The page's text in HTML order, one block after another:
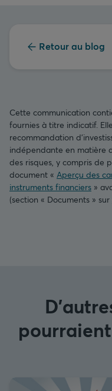
Retour au blog
Cette communication
fournies à titre indicatif.
recommandation
indépendante en matière
des risques, y compris de
document « Aperçu des
instruments financiers »
(section « Documents » sur